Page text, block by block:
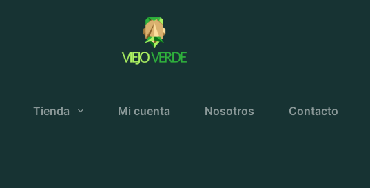
Tienda Mi cuenta Nosotros Contacto